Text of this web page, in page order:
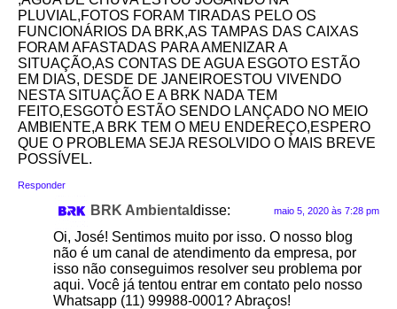
PLUVIAL,FOTOS FORAM TIRADAS PELO OS
FUNCIONÁRIOS DA BRK,AS TAMPAS DAS CAIXAS
FORAM AFASTADAS PARA AMENIZAR A
SITUAÇÃO,AS CONTAS DE AGUA ESGOTO ESTÃO
EM DIAS, DESDE DE JANEIROESTOU VIVENDO
NESTA SITUAÇÃO E A BRK NADA TEM
FEITO,ESGOTO ESTÃO SENDO LANÇADO NO MEIO
AMBIENTE,A BRK TEM O MEU ENDEREÇO,ESPERO
QUE O PROBLEMA SEJA RESOLVIDO O MAIS BREVE
POSSÍVEL.
Responder
BRK Ambiental disse: maio 5, 2020 às 7:28 pm
Oi, José! Sentimos muito por isso. O nosso blog
não é um canal de atendimento da empresa, por
isso não conseguimos resolver seu problema por
aqui. Você já tentou entrar em contato pelo nosso
Whatsapp (11) 99988-0001? Abraços!